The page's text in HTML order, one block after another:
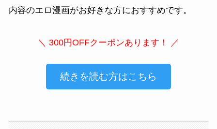
内容のエロ漫画がお好きな方におすすめです。
＼ 300円OFFクーポンあります！ ／
続きを読む方はこちら